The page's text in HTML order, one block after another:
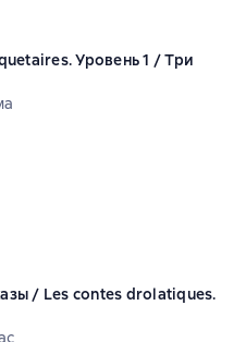
Уровень 1 / Три
5 на основе 1 оценок
/ Les contes drolatiques.